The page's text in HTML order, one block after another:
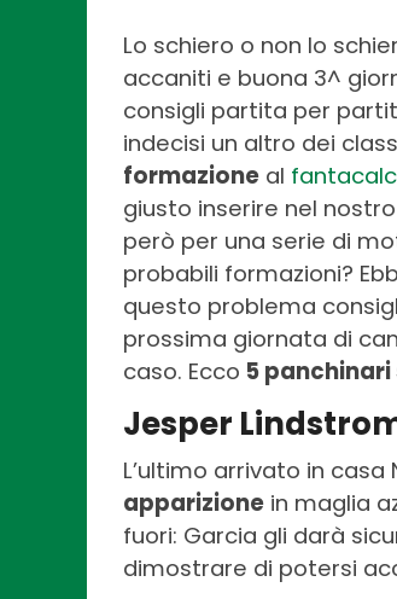
Lo schiero o non lo
accaniti e buona 3^
consigli partita per
indecisi un altro dei
formazione al
giusto inserire nel
però per una serie di
probabili formazioni?
questo problema
prossima giornata di
caso. Ecco 5 panchinari
Jesper
L’ultimo arrivato in
apparizione in maglia
fuori: Garcia gli darà
dimostrare di potersi